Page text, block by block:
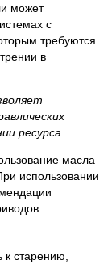
может
с
требуются
в
ресурса.
масла
использовании
старению,